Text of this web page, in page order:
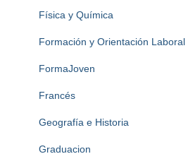
Física y Química
Formación y Orientación Laboral
FormaJoven
Francés
Geografía e Historia
Graduacion